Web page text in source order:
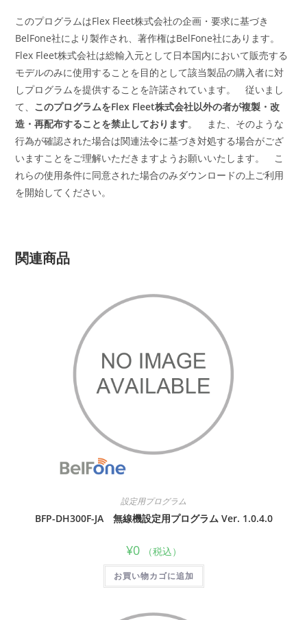
このプログラムはFlex Fleet株式会社の企画・要求に基づき
BelFone社により製作され、著作権はBelFone社にあります。
Flex Fleet株式会社は総輸入元として日本国内において販売する
モデルのみに使用することを目的として該当製品の購入者に対
しプログラムを提供することを許諾されています。 従いまし
て、 このプログラムをFlex Fleet株式会社以外の者が複製・改
造・再配布することを禁止しております。 また、そのような
行為が確認された場合は関連法令に基づき対処する場合がござ
いますことをご理解いただきますようお願いいたします。 こ
れらの使用条件に同意された場合のみダウンロードの上ご利用
を開始してください。
関連商品
設定用プログラム
BFP-DH300F-JA 無線機設定用プログラム Ver. 1.0.4.0
¥0 （税込）
お買い物カゴに追加